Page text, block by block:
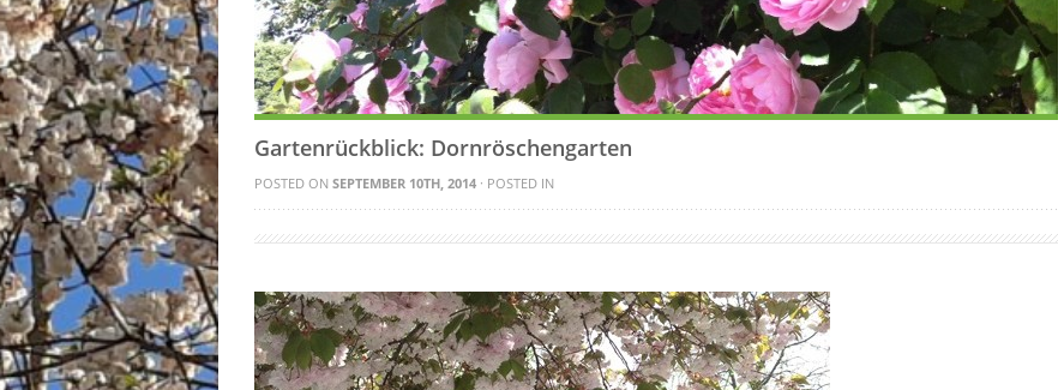
Gartenrückblick: Dornröschengarten
POSTED ON SEPTEMBER 10TH, 2014 · POSTED IN